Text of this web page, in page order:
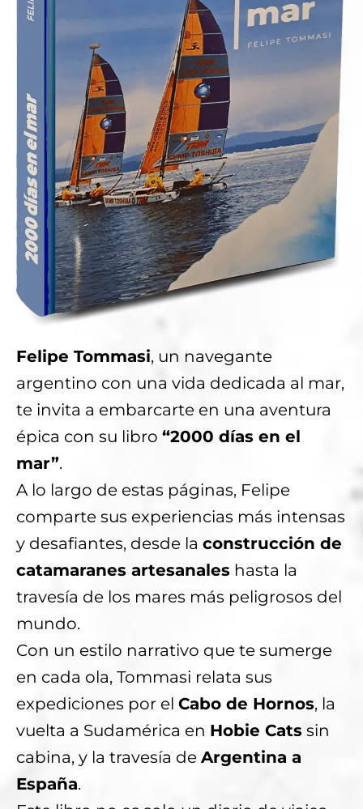
Felipe Tommasi, un navegante
argentino con una vida dedicada al mar,
te invita a embarcarte en una aventura
épica con su libro “2000 días en el
mar”.
A lo largo de estas páginas, Felipe
comparte sus experiencias más intensas
y desafiantes, desde la construcción de
catamaranes artesanales hasta la
travesía de los mares más peligrosos del
mundo.
Con un estilo narrativo que te sumerge
en cada ola, Tommasi relata sus
expediciones por el Cabo de Hornos, la
vuelta a Sudamérica en Hobie Cats sin
cabina, y la travesía de Argentina a
España.